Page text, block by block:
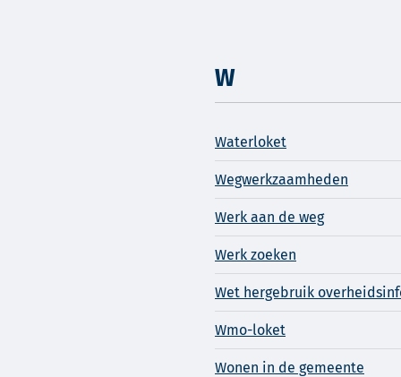
W
Waterloket
Wegwerkzaamheden
Werk aan de weg
Werk zoeken
Wet hergebruik
Wmo-loket
Wonen in de gemeente